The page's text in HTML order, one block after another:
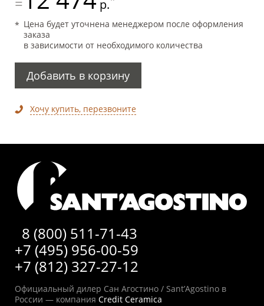
р.
Цена будет уточнена менеджером после оформления
заказа
в зависимости от необходимого количества
Добавить в корзину
Хочу купить, перезвоните
8 (800) 511-71-43
+7 (495) 956-00-59
+7 (812) 327-27-12
Официальный дилер Сан Агостино / Sant’Agostino в
России — компания Credit Ceramica